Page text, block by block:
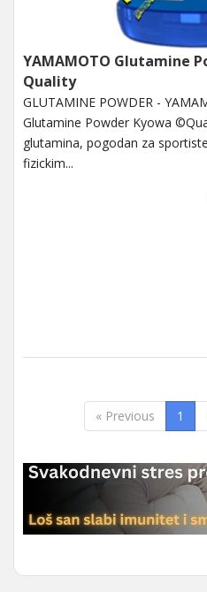
YAMAMOTO Glutamine
Quality
GLUTAMINE POWDER -
Glutamine Powder Kyowa
glutamina, pogodan za
fizickim...
« Previous 1